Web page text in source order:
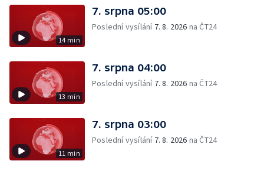
14 min
7. srpna 05:00
Poslední vysílání 7. 8. 2026 na ČT24
13 min
7. srpna 04:00
Poslední vysílání 7. 8. 2026 na ČT24
11 min
7. srpna 03:00
Poslední vysílání 7. 8. 2026 na ČT24